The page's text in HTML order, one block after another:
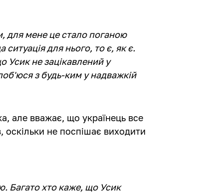
для мене це стало поганою
для нього, то є, як є.
Усик не зацікавлений у
з будь-ким у надважкій
але вважає, що українець все
не поспішає виходити
Багато хто каже, що Усик